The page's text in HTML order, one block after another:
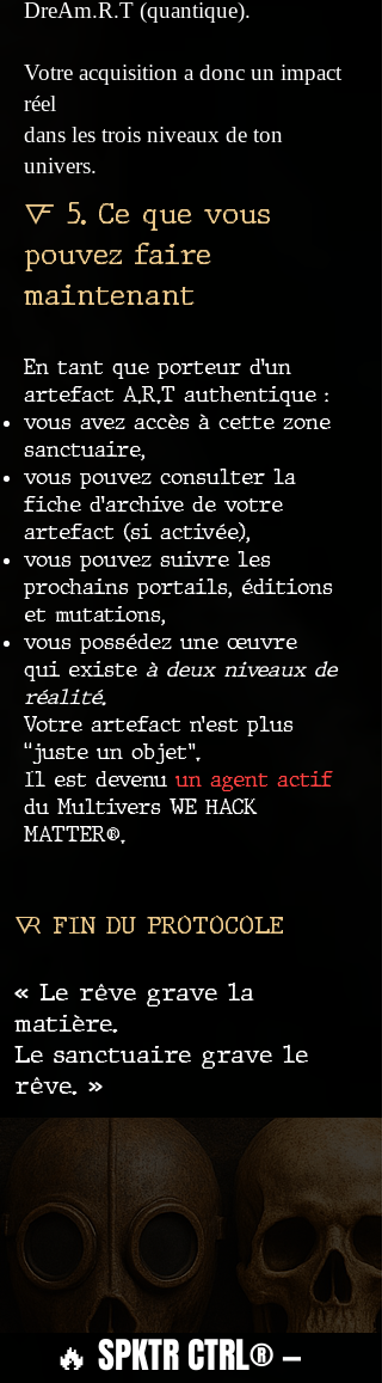
DreAm.R.T (quantique).
Votre acquisition a donc un impact
réel
dans les trois niveaux de ton
univers.
🜅 5. Ce que vous
pouvez faire
maintenant
En tant que porteur d’un
artefact A.R.T authentique :
vous avez accès à cette zone
sanctuaire,
vous pouvez consulter la
fiche d’archive de votre
artefact (si activée),
vous pouvez suivre les
prochains portails, éditions
et mutations,
vous possédez une œuvre
qui existe à deux niveaux de
réalité.
Votre artefact n’est plus
“juste un objet”.
Il est devenu un agent actif
du Multivers WE HACK
MATTER®.
🜆 FIN DU PROTOCOLE
« Le rêve grave la
matière.
Le sanctuaire grave le
rêve. »
🔥 SPKTR CTRL® —